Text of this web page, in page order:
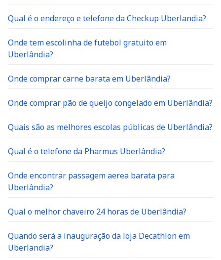
Qual é o endereço e telefone da Checkup Uberlandia?
Onde tem escolinha de futebol gratuito em
Uberlândia?
Onde comprar carne barata em Uberlândia?
Onde comprar pão de queijo congelado em Uberlândia?
Quais são as melhores escolas públicas de Uberlândia?
Qual é o telefone da Pharmus Uberlândia?
Onde encontrar passagem aerea barata para
Uberlândia?
Qual o melhor chaveiro 24 horas de Uberlândia?
Quando será a inauguração da loja Decathlon em
Uberlandia?